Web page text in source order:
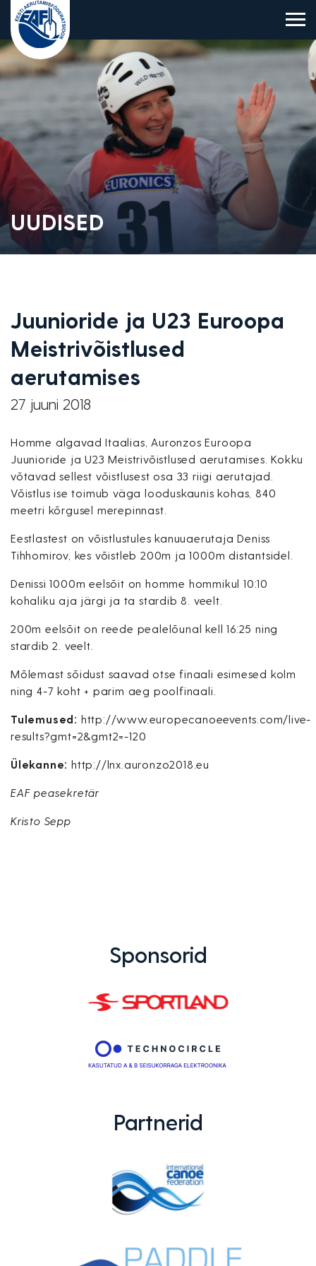
Eesti Aerutamisföderatsioon
UUDISED
Juunioride ja U23 Euroopa
Meistrivõistlused
aerutamises
27 juuni 2018
Homme algavad Itaalias, Auronzos Euroopa
Juunioride ja U23 Meistrivõistlused aerutamises. Kokku
võtavad sellest võistlusest osa 33 riigi aerutajad.
Võistlus ise toimub väga looduskaunis kohas, 840
meetri kõrgusel merepinnast.
Eestlastest on võistlustules kanuuaerutaja Deniss
Tihhomirov, kes võistleb 200m ja 1000m distantsidel.
Denissi 1000m eelsõit on homme hommikul 10:10
kohaliku aja järgi ja ta stardib 8. veelt.
200m eelsõit on reede pealelõunal kell 16:25 ning
stardib 2. veelt.
Mõlemast sõidust saavad otse finaali esimesed kolm
ning 4-7 koht + parim aeg poolfinaali.
Tulemused: http://www.europecanoeevents.com/live-
results?gmt=2&gmt2=-120
Ülekanne: http://lnx.auronzo2018.eu
EAF peasekretär
Kristo Sepp
Sponsorid
Partnerid